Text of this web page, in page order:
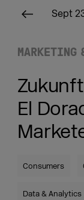
Sept
MARKETING
El
Consumers
Data & Analytics